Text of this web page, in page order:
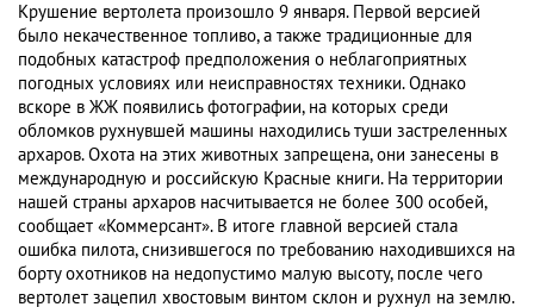
Крушение вертолета произошло 9 января. Первой версией
было некачественное топливо, а также традиционные для
подобных катастроф предположения о неблагоприятных
погодных условиях или неисправностях техники. Однако
вскоре в ЖЖ появились фотографии, на которых среди
обломков рухнувшей машины находились туши застреленных
архаров. Охота на этих животных запрещена, они занесены в
международную и российскую Красные книги. На территории
нашей страны архаров насчитывается не более 300 особей,
сообщает «Коммерсант». В итоге главной версией стала
ошибка пилота, снизившегося по требованию находившихся на
борту охотников на недопустимо малую высоту, после чего
вертолет зацепил хвостовым винтом склон и рухнул на землю.